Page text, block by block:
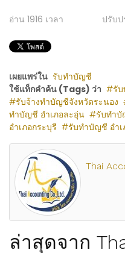
อ่าน 1916 เวลา ปรับป
เผยแพร่ใน รับทำบัญชี
ใช้แท็กคำค้น (Tags) ว่า
รั
รับจ้างทำบัญชีจังหวัดระนอง
ทำบัญชี อำเภอละอุ่น
รับทำบั
อำเภอกระบุรี
รับทำบัญชี อำ
Thai
ล่าสุดจาก